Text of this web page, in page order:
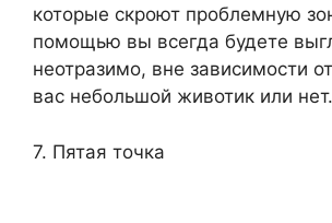
которые скроют проблемную
помощью вы всегда будете
неотразимо, вне зависимости
вас небольшой животик или нет.
7. Пятая точка